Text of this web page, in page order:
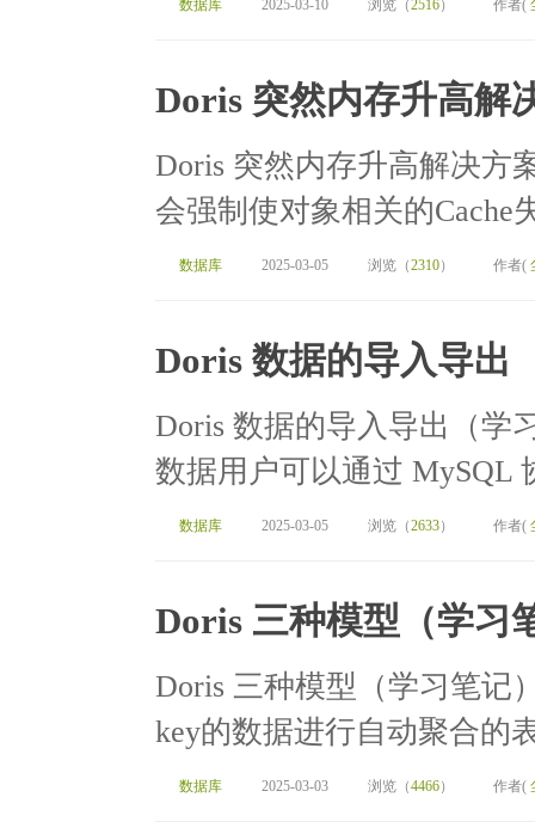
数据库 2025-03-10 浏览（2516） 作者(
Doris 突然内存升高解
Doris 突然内存升高解决方
会强制使对象相关的Cache
数据库 2025-03-05 浏览（2310） 作者(
Doris 数据的导入导出
Doris 数据的导入导出（学
数据用户可以通过 MySQL
数据库 2025-03-05 浏览（2633） 作者(
Doris 三种模型（学习
Doris 三种模型（学习笔记
key的数据进行自动聚合的
数据库 2025-03-03 浏览（4466） 作者(